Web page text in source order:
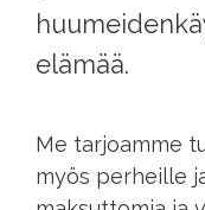
elämää.
Me tarjoamme
myös perheille